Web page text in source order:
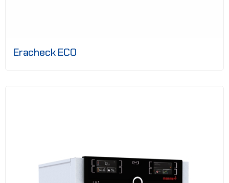
Eracheck ECO